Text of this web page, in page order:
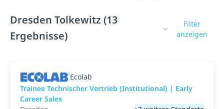
Dresden Tolkewitz (13
Ergebnisse)
Filter
anzeigen
Ecolab
Trainee Technischer Vertrieb (Institutional) | Early
Career Sales